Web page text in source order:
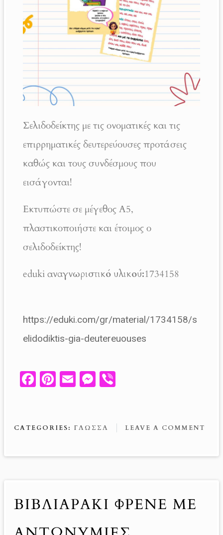
Σελιδοδείκτης με τις ονοματικές και τις
επιρρηματικές δευτερεύουσες προτάσεις
καθώς και τους συνδέσμους που
εισάγονται!
Εκτυπώστε σε μέγεθος Α5,
πλαστικοποιήστε και έτοιμος ο
σελιδοδείκτης!
eduki αναγνωριστικό υλικού:1734158
https://eduki.com/gr/material/1734158/s
elidodiktis-gia-deutereuouses
Fa
o
k
Pi
es
E M
n
er
CATEGORIES: ΓΛΏΣΣΑ LEAVE A COMMENT
ΒΙΒΛΙΑΡΆΚΙ ΦΡΕΝΈ ΜΕ